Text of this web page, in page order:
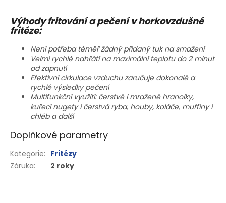
Výhody fritování a pečení v horkovzdušné
fritéze:
Není potřeba téměř žádný přidaný tuk na smažení
Velmi rychlé nahřátí na maximální teplotu do 2 minut
od zapnutí
Efektivní cirkulace vzduchu zaručuje dokonalé a
rychlé výsledky pečení
Multifunkční využití: čerstvé i mražené hranolky,
kuřecí nugety i čerstvá ryba, houby, koláče, muffiny i
chléb a další
Doplňkové parametry
Kategorie: Fritézy
Záruka: 2 roky
Z